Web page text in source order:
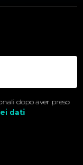
dopo aver preso
dati